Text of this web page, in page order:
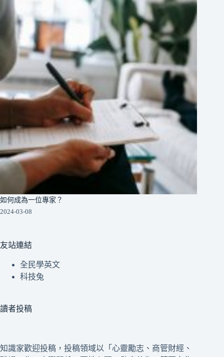
如何成為一位專家？
2024-03-08
友站連結
全民學英文
科技兔
讀者投稿
知識家歡迎投稿，投稿領域以「心靈勵志、商管財經、